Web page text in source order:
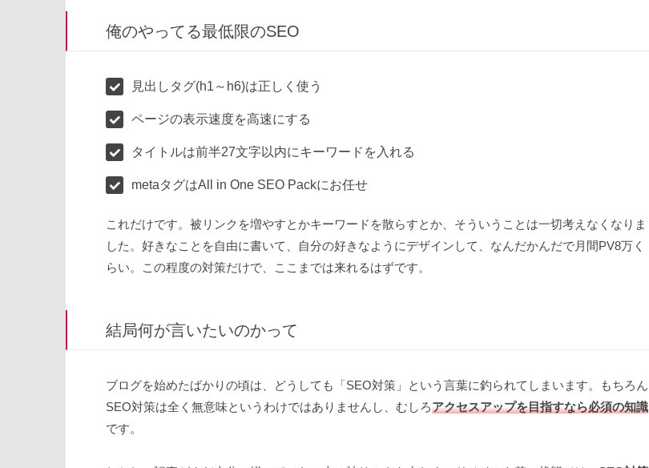
俺のやってる最低限のSEO
見出しタグ(h1～h6)は正しく使う
ページの表示速度を高速にする
タイトルは前半27文字以内にキーワードを入れる
metaタグはAll in One SEO Packにお任せ
これだけです。被リンクを増やすとかキーワードを散らすとか、そういうことは一切考えなくなりま
した。好きなことを自由に書いて、自分の好きなようにデザインして、なんだかんだで月間PV8万く
らい。この程度の対策だけで、ここまでは来れるはずです。
結局何が言いたいのかって
ブログを始めたばかりの頃は、どうしても「SEO対策」という言葉に釣られてしまいます。もちろん
SEO対策は全く無意味というわけではありませんし、むしろアクセスアップを目指すなら必須の知識
です。